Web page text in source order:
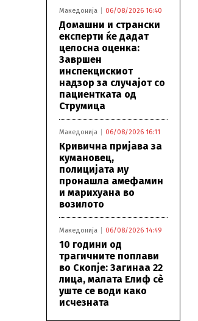
Македонија 06/08/2026 16:40
Домашни и странски
експерти ќе дадат
целосна оценка:
Завршен
инспекцискиот
надзор за случајот со
пациентката од
Струмица
Македонија 06/08/2026 16:11
Кривична пријава за
кумановец,
полицијата му
пронашла амефамин
и марихуана во
возилото
Македонија 06/08/2026 14:49
10 години од
трагичните поплави
во Скопје: Загинаа 22
лица, малата Елиф сѐ
уште се води како
исчезната